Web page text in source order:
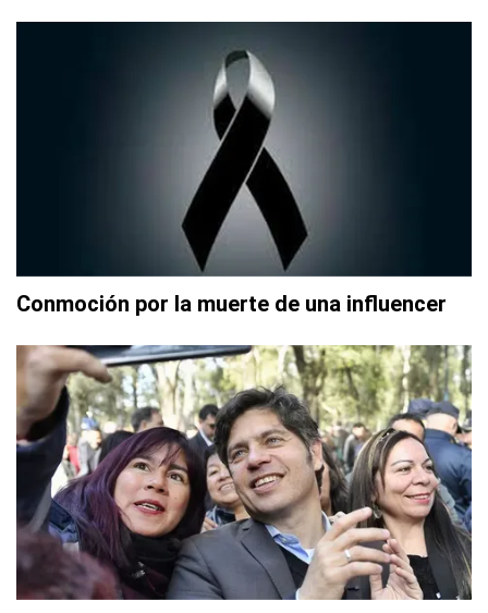
Conmoción por la muerte de una influencer